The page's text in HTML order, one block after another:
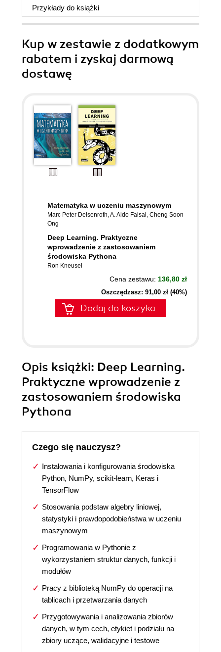
Przykłady do książki
Kup w zestawie z dodatkowym
rabatem i zyskaj darmową
dostawę
Matematyka w uczeniu maszynowym
Marc Peter Deisenroth,A. Aldo Faisal , Cheng Soon
Ong
Deep Learning. Praktyczne
wprowadzenie z zastosowaniem
środowiska Pythona
Ron Kneusel
Cena zestawu: 136,80 zł
Oszczędzasz: 91,00 zł (40%)
Dodaj do koszyka
Opis książki: Deep Learning.
Praktyczne wprowadzenie z
zastosowaniem środowiska
Pythona
Czego się nauczysz?
Instalowania i konfigurowania środowiska
Python, NumPy, scikit-learn, Keras i
TensorFlow
Stosowania podstaw algebry liniowej,
statystyki i prawdopodobieństwa w uczeniu
maszynowym
Programowania w Pythonie z
wykorzystaniem struktur danych, funkcji i
modułów
Pracy z biblioteką NumPy do operacji na
tablicach i przetwarzania danych
Przygotowywania i analizowania zbiorów
danych, w tym cech, etykiet i podziału na
zbiory uczące, walidacyjne i testowe